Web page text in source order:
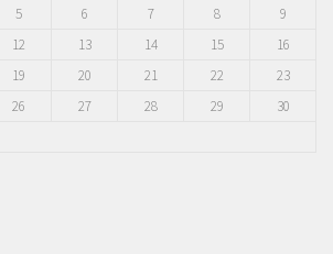
5 6 7 8
9
12 13 14 15
16
19 20 21 22
23
26 27 28 29
30